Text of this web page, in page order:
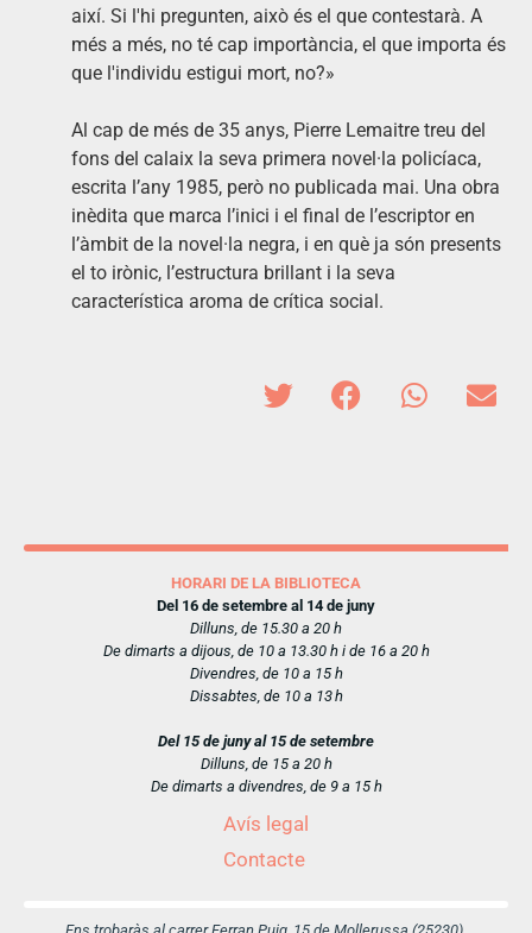
així. Si l'hi pregunten, això és el que contestarà. A
més a més, no té cap importància, el que importa és
que l'individu estigui mort, no?»
Al cap de més de 35 anys, Pierre Lemaitre treu del
fons del calaix la seva primera novel·la policíaca,
escrita l’any 1985, però no publicada mai. Una obra
inèdita que marca l’inici i el final de l’escriptor en
l’àmbit de la novel·la negra, i en què ja són presents
el to irònic, l’estructura brillant i la seva
característica aroma de crítica social.
HORARI DE LA BIBLIOTECA
Del 16 de setembre al 14 de juny
Dilluns, de 15.30 a 20 h
De dimarts a dijous, de 10 a 13.30 h i de 16 a 20 h
Divendres, de 10 a 15 h
Dissabtes, de 10 a 13 h
Del 15 de juny al 15 de setembre
Dilluns, de 15 a 20 h
De dimarts a divendres, de 9 a 15 h
Avís legal
Contacte